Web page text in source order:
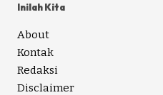
Inilah Kita
About
Kontak
Redaksi
Disclaimer